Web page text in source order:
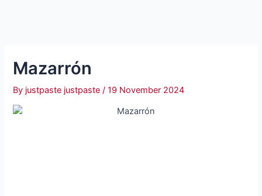
Mazarrón
By justpaste justpaste/19 November 2024